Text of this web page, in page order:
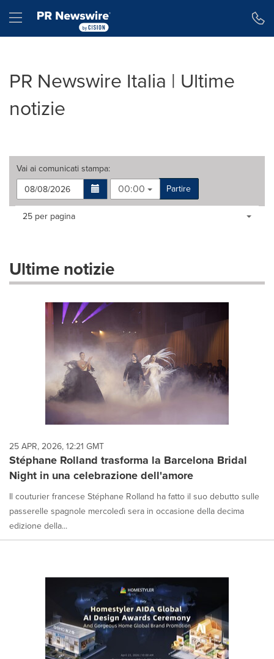
Hamburger menu
PR Newswire Italia | Ultime
notizie
Vai ai comunicati stampa:
00:00
Partire
Making
these
dropdown
will
each
option
is
selected.
Items per page:
25 per pagina
Ultime notizie
25 APR, 2026, 12:21 GMT
Stéphane Rolland trasforma la Barcelona Bridal
Night in una celebrazione dell'amore
Il couturier francese Stéphane Rolland ha fatto il suo debutto sulle
passerelle spagnole mercoledì sera in occasione della decima
edizione della...